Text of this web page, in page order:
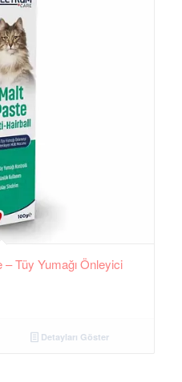
Tüy Yumağı Önleyici
Detayları Göster